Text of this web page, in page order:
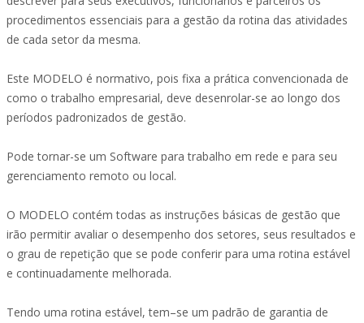
procedimentos essenciais para a gestão da rotina das atividades
de cada setor da mesma.
Este MODELO é normativo, pois fixa a prática convencionada de
como o trabalho empresarial, deve desenrolar-se ao longo dos
períodos padronizados de gestão.
Pode tornar-se um Software para trabalho em rede e para seu
gerenciamento remoto ou local.
O MODELO contém todas as instruções básicas de gestão que
irão permitir avaliar o desempenho dos setores, seus resultados e
o grau de repetição que se pode conferir para uma rotina estável
e continuadamente melhorada.
Tendo uma rotina estável, tem–se um padrão de garantia de